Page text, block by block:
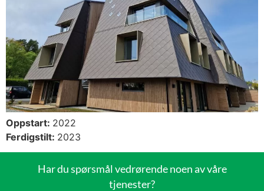
Oppstart: 2022
Ferdigstilt: 2023
Har du spørsmål vedrørende noen av våre
tjenester?